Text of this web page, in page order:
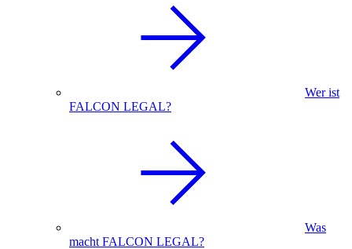
Wer ist
FALCON LEGAL?
Was
macht FALCON LEGAL?